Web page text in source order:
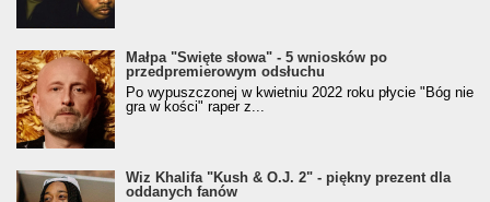
Małpa "Święte słowa" - 5 wniosków po
przedpremierowym odsłuchu
Po wypuszczonej w kwietniu 2022 roku płycie "Bóg nie
gra w kości" raper z...
Wiz Khalifa "Kush & O.J. 2" - piękny prezent dla
oddanych fanów